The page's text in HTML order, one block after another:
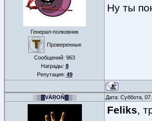
Генерал-полковник
Проверенные
Сообщений: 963
Награды: 8
Репутация: 49
Ну ты
░▒▓VÄŖOŇ▓▒░ Дата: Суббота,
Feliks,